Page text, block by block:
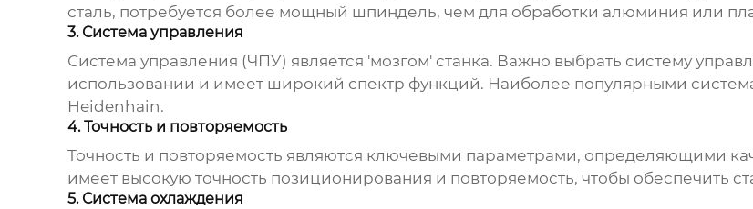
сталь, потребуется более мощный шпиндель, чем для обработки алюминия или
3. Система управления
Система управления (ЧПУ) является 'мозгом' станка. Важно выбрать систему
использовании и имеет широкий спектр функций. Наиболее популярными
Heidenhain.
4. Точность и повторяемость
Точность и повторяемость являются ключевыми параметрами, определяющими
имеет высокую точность позиционирования и повторяемость, чтобы обеспечить
5. Система охлаждения